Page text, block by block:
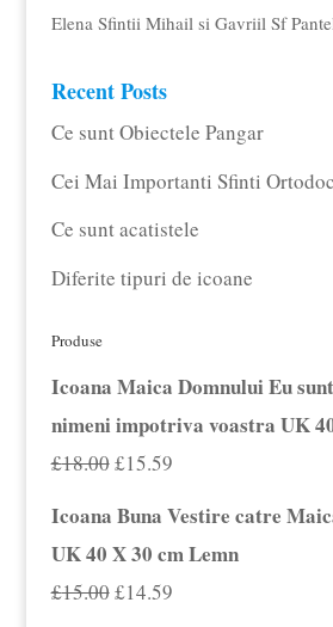
Elena Sfintii Mihail si Gavriil Sf
Recent Posts
Ce sunt Obiectele Pangar
Cei Mai Importanti Sfinti
Ce sunt acatistele
Diferite tipuri de icoane
Produse
Icoana Maica Domnului Eu
nimeni impotriva voastra UK
£18.00Prețul
£15.59Prețul
Icoana Buna Vestire catre
UK 40 X 30 cm Lemn
£15.00Prețul
£14.59Prețul